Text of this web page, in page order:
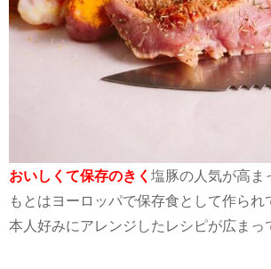
おいしくて保存のきく 塩豚の人気が高ま
もとはヨーロッパで保存食として作られ
本人好みにアレンジしたレシピが広まっ